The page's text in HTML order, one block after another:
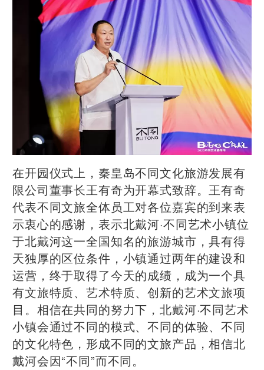
在开园仪式上，秦皇岛不同文化旅游发展有
限公司董事长王有奇为开幕式致辞。王有奇
代表不同文旅全体员工对各位嘉宾的到来表
示衷心的感谢，表示北戴河·不同艺术小镇位
于北戴河这一全国知名的旅游城市，具有得
天独厚的区位条件，小镇通过两年的建设和
运营，终于取得了今天的成绩，成为一个具
有文旅特质、艺术特质、创新的艺术文旅项
目。相信在共同的努力下，北戴河·不同艺术
小镇会通过不同的模式、不同的体验、不同
的文化特色，形成不同的文旅产品，相信北
戴河会因“不同”而不同。